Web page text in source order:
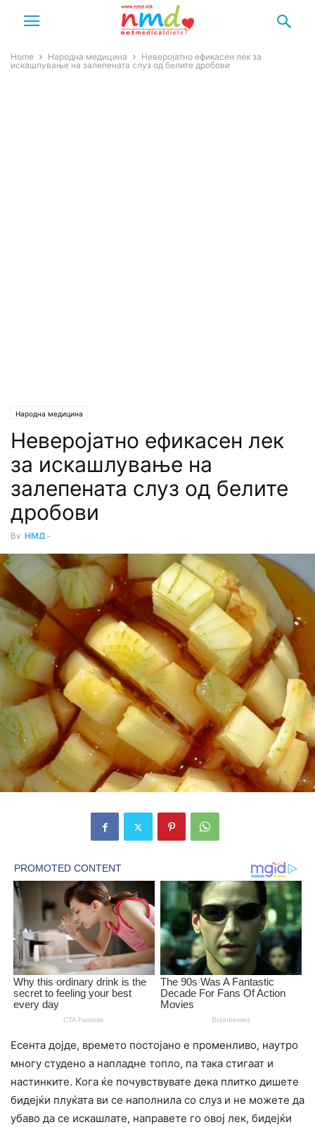
Home Народна медицина
Неверојатно ефикасен лек за
искашлување на залепената слуз од белите дробови
Народна медицина
Неверојатно ефикасен лек
за искашлување на
залепената слуз од белите
дробови
By НМД -
Есента дојде, времето постојано е променливо, наутро
многу студено а напладне топло, па така стигаат и
настинките. Кога ќе почувствувате дека плитко дишете
бидејќи плуќата ви се наполнила со слуз и не можете да
убаво да се искашлате, направете го овој лек, бидејќи